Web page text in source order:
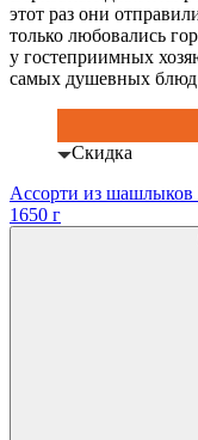
этот раз они
только любовались
у гостеприимных
самых душевных блюд
Скидка
Ассорти из
1650 г